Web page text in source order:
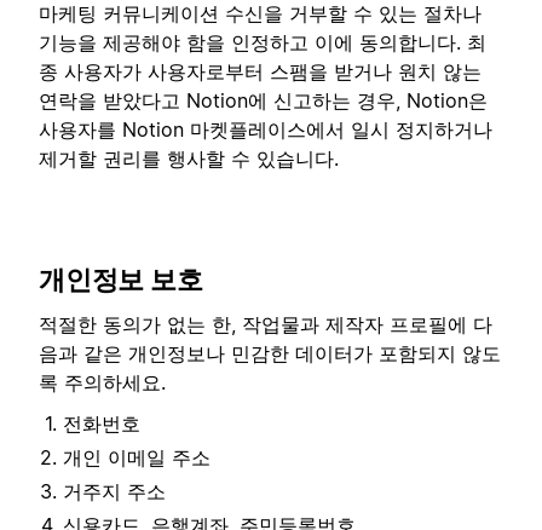
마케팅 커뮤니케이션 수신을 거부할 수 있는 절차나
기능을 제공해야 함을 인정하고 이에 동의합니다. 최
종 사용자가 사용자로부터 스팸을 받거나 원치 않는
연락을 받았다고 Notion에 신고하는 경우, Notion은
사용자를 Notion 마켓플레이스에서 일시 정지하거나
제거할 권리를 행사할 수 있습니다.
개인정보 보호
적절한 동의가 없는 한, 작업물과 제작자 프로필에 다
음과 같은 개인정보나 민감한 데이터가 포함되지 않도
록 주의하세요.
전화번호
개인 이메일 주소
거주지 주소